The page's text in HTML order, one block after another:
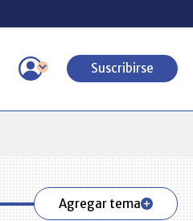
Suscribirse
Agregar tema